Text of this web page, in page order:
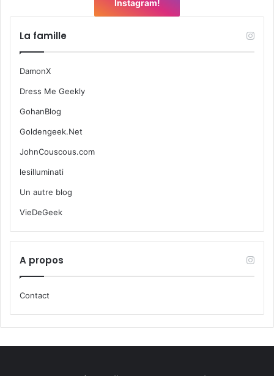
Instagram!
La famille
DamonX
Dress Me Geekly
GohanBlog
Goldengeek.Net
JohnCouscous.com
lesilluminati
Un autre blog
VieDeGeek
A propos
Contact